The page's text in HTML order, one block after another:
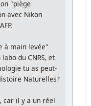
"piège
avec Nikon
à main levée"
du CNRS, et
tu as peut-
Naturelles?
car il y a un réel